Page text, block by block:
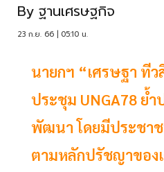
By ฐานเศรษฐกิจ
23 ก.ย. 66 | 05:10 น.
นายกฯ “เศรษฐา ที
ประชุม UNGA78 ย้ำ
พัฒนา โดยมีประชา
ตามหลักปรัชญาของ